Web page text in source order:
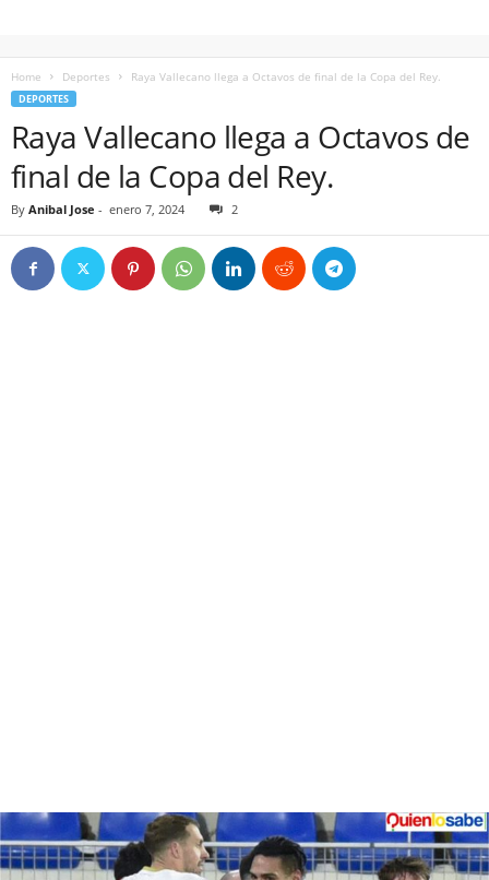
Home Deportes Raya Vallecano llega a Octavos de final de la Copa del Rey.
DEPORTES
Raya Vallecano llega a Octavos de
final de la Copa del Rey.
By Anibal Jose - enero 7, 2024 2